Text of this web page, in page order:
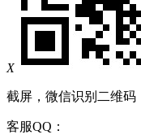
X
截屏，微信识别二维码
客服QQ：